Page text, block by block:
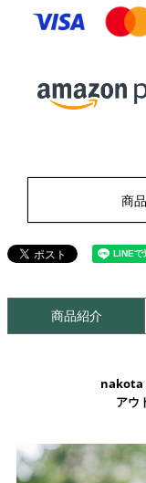
商
商品紹介
nakota
アウ